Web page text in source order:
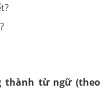
thành từ ngữ (theo